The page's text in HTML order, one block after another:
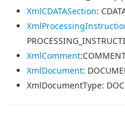
XmlCDATASection:
XmlComment
XmlDocument:
XmlDocumentType: